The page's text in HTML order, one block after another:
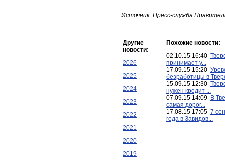
Источник: Пресс-служба
Другие
новости:
2026
2025
2024
2023
2022
2021
2020
2019
Похожие новости:
02.10.15 16:40
принимает у...
17.09.15 15:20
безработицы в
15.09.15 12:30
нужен кредит ...
07.09.15 14:09 В
самая дорог...
17.08.15 17:05 7
года в Завидов...